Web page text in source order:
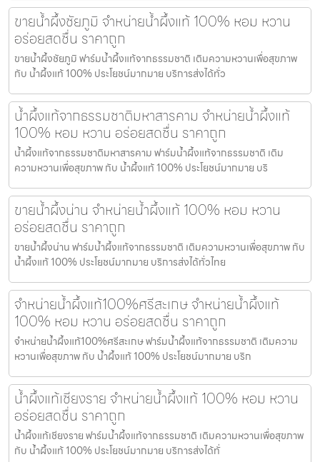
ขายน้ำผึ้งชัยภูมิ จำหน่ายน้ำผึ้งแท้ 100% หอม หวาน
อร่อยสดชื่น ราคาถูก
ขายน้ำผึ้งชัยภูมิ ฟาร์มน้ำผึ้งแท้จากธรรมชาติ เติมความหวานเพื่อสุขภาพ
กับ น้ำผึ้งแท้ 100% ประโยชน์มากมาย บริการส่งได้ทั่ว
น้ำผึ้งแท้จากธรรมชาติมหาสารคาม จำหน่ายน้ำผึ้งแท้
100% หอม หวาน อร่อยสดชื่น ราคาถูก
น้ำผึ้งแท้จากธรรมชาติมหาสารคาม ฟาร์มน้ำผึ้งแท้จากธรรมชาติ เติม
ความหวานเพื่อสุขภาพ กับ น้ำผึ้งแท้ 100% ประโยชน์มากมาย บริ
ขายน้ำผึ้งน่าน จำหน่ายน้ำผึ้งแท้ 100% หอม หวาน
อร่อยสดชื่น ราคาถูก
ขายน้ำผึ้งน่าน ฟาร์มน้ำผึ้งแท้จากธรรมชาติ เติมความหวานเพื่อสุขภาพ กับ
น้ำผึ้งแท้ 100% ประโยชน์มากมาย บริการส่งได้ทั่วไทย
จำหน่ายน้ำผึ้งแท้100%ศรีสะเกษ จำหน่ายน้ำผึ้งแท้
100% หอม หวาน อร่อยสดชื่น ราคาถูก
จำหน่ายน้ำผึ้งแท้100%ศรีสะเกษ ฟาร์มน้ำผึ้งแท้จากธรรมชาติ เติมความ
หวานเพื่อสุขภาพ กับ น้ำผึ้งแท้ 100% ประโยชน์มากมาย บริก
น้ำผึ้งแท้เชียงราย จำหน่ายน้ำผึ้งแท้ 100% หอม หวาน
อร่อยสดชื่น ราคาถูก
น้ำผึ้งแท้เชียงราย ฟาร์มน้ำผึ้งแท้จากธรรมชาติ เติมความหวานเพื่อสุขภาพ
กับ น้ำผึ้งแท้ 100% ประโยชน์มากมาย บริการส่งได้ทั่